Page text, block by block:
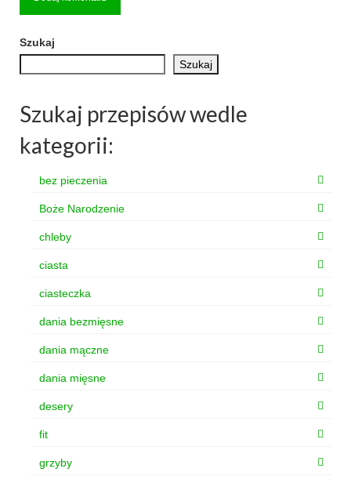
Szukaj
Szukaj
Szukaj przepisów wedle
kategorii:
bez pieczenia
Boże Narodzenie
chleby
ciasta
ciasteczka
dania bezmięsne
dania mączne
dania mięsne
desery
fit
grzyby